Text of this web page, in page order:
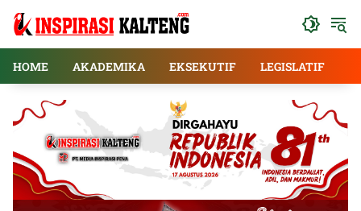
HOME
AKADEMIKA EKSEKUTIF LEGISLATIF